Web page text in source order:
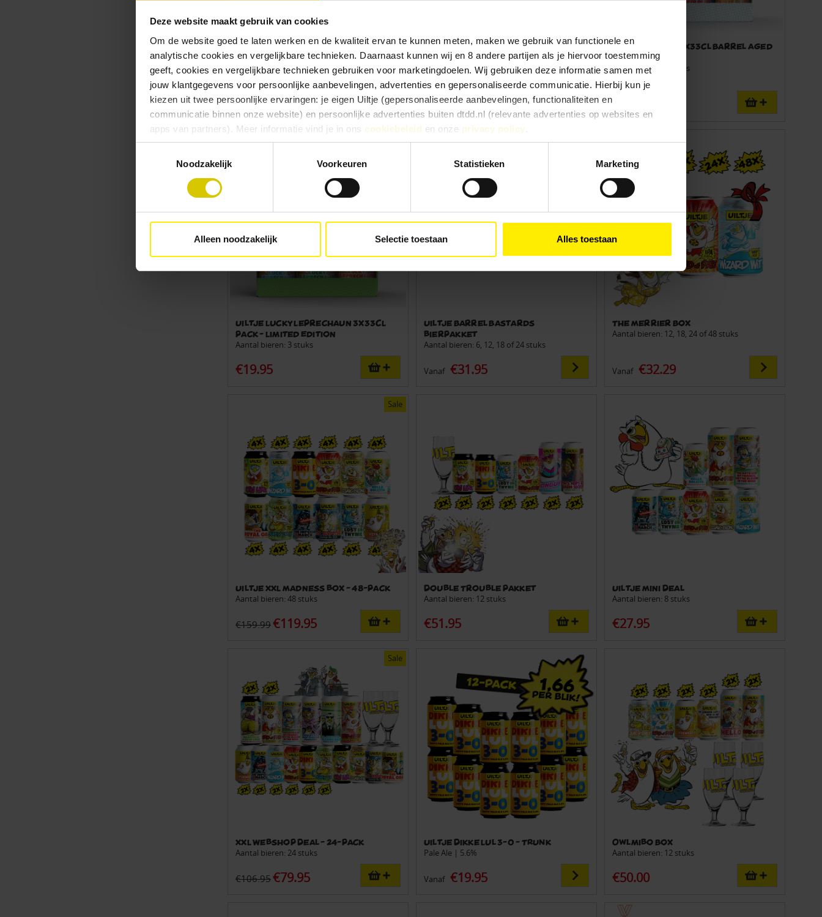
Deze website maakt gebruik van cookies
Om de website goed te laten werken en de kwaliteit ervan te kunnen meten, maken we gebruik van functionele en
analytische cookies en vergelijkbare technieken. Daarnaast kunnen wij en 8 andere partijen als je hiervoor toestemming
geeft, cookies en vergelijkbare technieken gebruiken voor marketingdoelen. Wij gebruiken deze informatie samen met
jouw klantgegevens voor persoonlijke aanbevelingen, advertenties en gepersonaliseerde communicatie. Hierbij kun je
kiezen uit twee persoonlijke ervaringen: je eigen Uiltje (gepersonaliseerde aanbevelingen, functionaliteiten en
communicatie binnen onze website) en persoonlijke advertenties buiten dtdd.nl (relevante advertenties op websites en
apps van partners). Meer informatie vind je in ons cookiebeleid en onze privacy policy
Vind je deze twee persoonlijke ervaringen goed, kies dan voor ‘Alles toestaan’. Via ‘Selectie toestaan’ kun je specifieker
voor functionele en analytische doelen. Je kunt je keuze achteraf altijd aanpassen of intrekken via het
cookiebeleid
Noodzakelijk
Voorkeuren Statistieken Marketing
Alleen noodzakelijk Selectie toestaan Alles toestaan
Uiltje Low Alc. Starter Pack (12-
pack)
Aantal bieren: 8 stuks + 2 bierglazen +
€29.95
Uiltje Core Range Deal
Aantal bieren: 16 stuks
€44.95
Meneer de Uil 3x33cl Barrel Aged
Pack
Aantal bieren: 3 stuks
€19.95
Uiltje Lucky Leprechaun 3x33CL
pack - Limited Edition
Aantal bieren: 3 stuks
€19.95
Uiltje Barrel Bastards
bierpakket
Aantal bieren: 6, 12, 18 of 24 stuks
Vanaf €31.95
The Merrier Box
Aantal bieren: 12, 18, 24 of 48 stuks
Vanaf €32.29
Sale
Uiltje XXL Madness box - 48-pack
Aantal bieren: 48 stuks
€159.99€119.95
Double Trouble pakket
Aantal bieren: 12 stuks
€51.95
Uiltje Mini Deal
Aantal bieren: 8 stuks
€27.95
Sale
XXL Webshop Deal - 24-pack
Aantal bieren: 24 stuks
€106.95€79.95
Uiltje Dikke Lul 3-0 - TRUNK
Pale Ale | 5.6%
Vanaf €19.95
Owlmibo Box
Aantal bieren: 12 stuks
€50.00